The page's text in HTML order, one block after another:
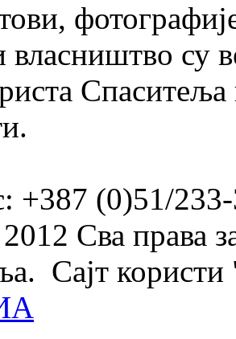
власништво су
Спаситеља
+387 (0)51/
Сва права
Сајт